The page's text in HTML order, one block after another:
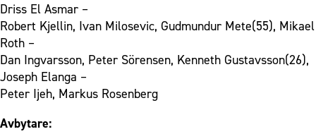
Driss El Asmar –
Robert Kjellin, Ivan Milosevic, Gudmundur Mete(55), Mikael
Roth –
Dan Ingvarsson, Peter Sörensen, Kenneth Gustavsson(26),
Joseph Elanga –
Peter Ijeh, Markus Rosenberg
Avbytare: